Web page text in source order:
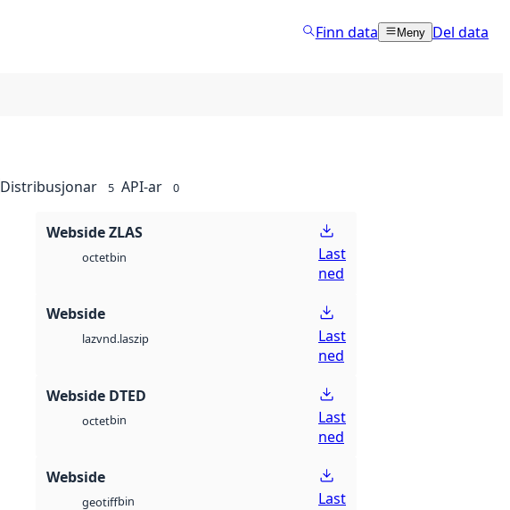
Finn data Meny Del data
Distribusjonar 5 API-ar 0
Webside ZLAS
octetbin
Last
ned
Webside
lazvnd.laszip
Last
ned
Webside DTED
octetbin
Last
ned
Webside
geotiffbin
Last